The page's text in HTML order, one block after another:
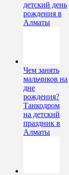
детский день
рождения в
Алматы
Чем занять
мальчиков на
дне
рождения?
Танкодром
на детский
праздник в
Алматы